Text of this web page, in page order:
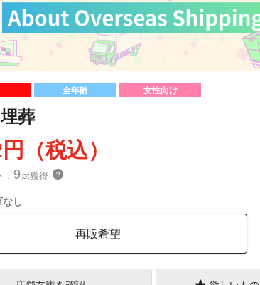
全年齢 女性向け
葬
（税込）
9pt獲得 ？
なし
再販希望